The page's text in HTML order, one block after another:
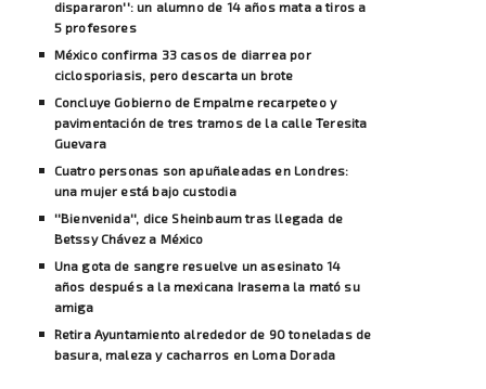
dispararon'': un alumno de 14 años mata a tiros a
5 profesores
México confirma 33 casos de diarrea por
ciclosporiasis, pero descarta un brote
Concluye Gobierno de Empalme recarpeteo y
pavimentación de tres tramos de la calle Teresita
Guevara
Cuatro personas son apuñaleadas en Londres:
una mujer está bajo custodia
''Bienvenida'', dice Sheinbaum tras llegada de
Betssy Chávez a México
Una gota de sangre resuelve un asesinato 14
años después a la mexicana Irasema la mató su
amiga
Retira Ayuntamiento alrededor de 90 toneladas de
basura, maleza y cacharros en Loma Dorada